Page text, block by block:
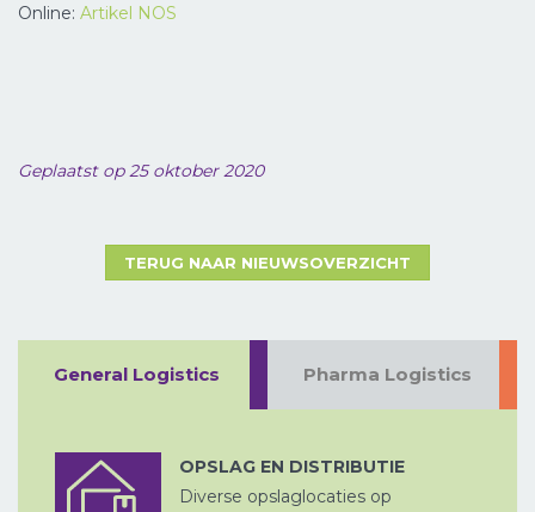
Online: Artikel NOS
Geplaatst op 25 oktober 2020
TERUG NAAR NIEUWSOVERZICHT
General Logistics
OPSLAG EN DISTRIBUTIE
Diverse opslaglocaties op
PROJECTVRACHT
LUCHTVRACHT
Pharma Logistics